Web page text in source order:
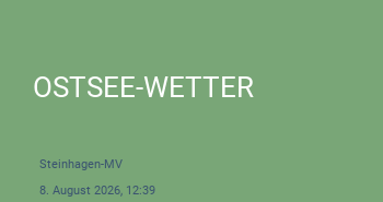
OSTSEE-WETTER
Steinhagen-MV
8. August 2026, 12:39